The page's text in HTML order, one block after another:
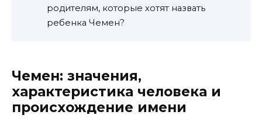
родителям, которые хотят назвать
ребенка Чемен?
Чемен: значения,
характеристика человека и
происхождение имени